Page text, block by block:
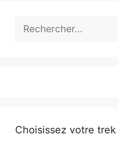
Rechercher :
Choisissez votre